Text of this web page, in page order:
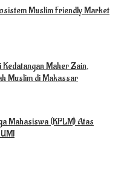
Muslim Friendly Market
Maher Zain,
Muslim di Makassar
Mahasiswa (KPLM) Atas